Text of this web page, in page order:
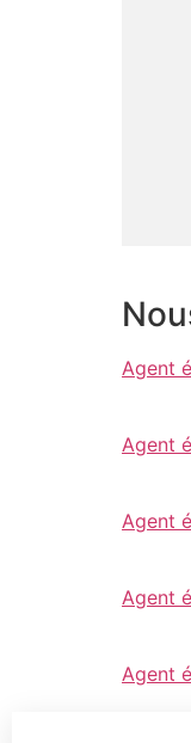
Agent
Agent
Agent
Agent
Agent